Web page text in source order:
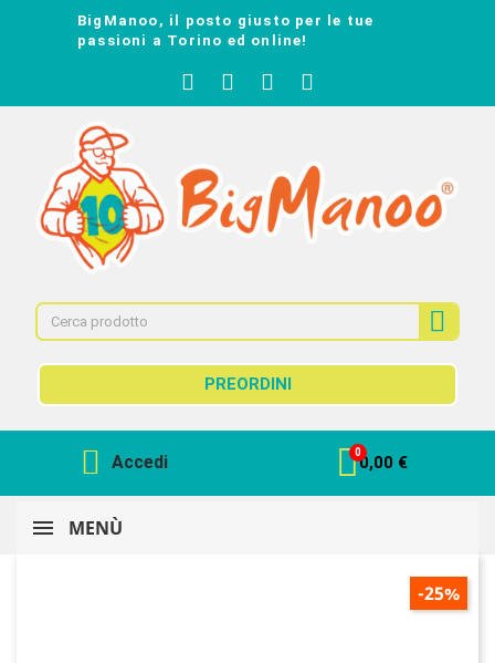
BigManoo, il posto giusto per le tue
passioni a Torino ed online!
PREORDINI
Accedi 0,00 €
MENÙ
-25%